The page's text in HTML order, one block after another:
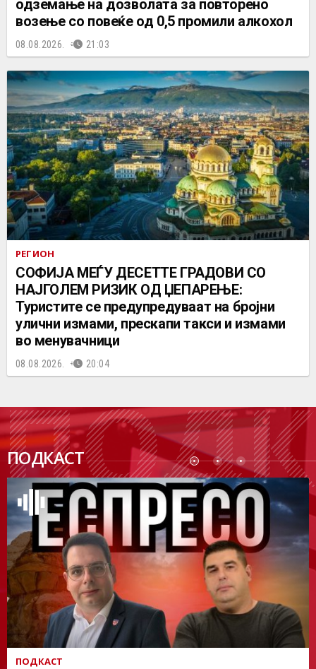
одземање на дозволата за повторено
возење со повеќе од 0,5 промили алкохол
08.08.2026. 21:03
РЕГИОН
СОФИЈА МЕЃУ ДЕСЕТТЕ ГРАДОВИ СО
НАЈГОЛЕМ РИЗИК ОД ЏЕПАРЕЊЕ:
Туристите се предупредуваат на бројни
улични измами, прескапи такси и измами
во менувачници
08.08.2026. 20:04
ПОДКАСТ
ПОДК
АСТ
ПОДКАСТ